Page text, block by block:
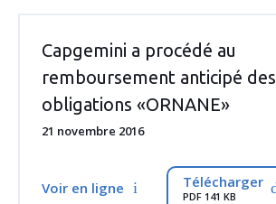
Capgemini a procédé au
remboursement anticipé des
obligations «ORNANE»
21 novembre 2016
Voir en ligne Télécharger
PDF 141 KB